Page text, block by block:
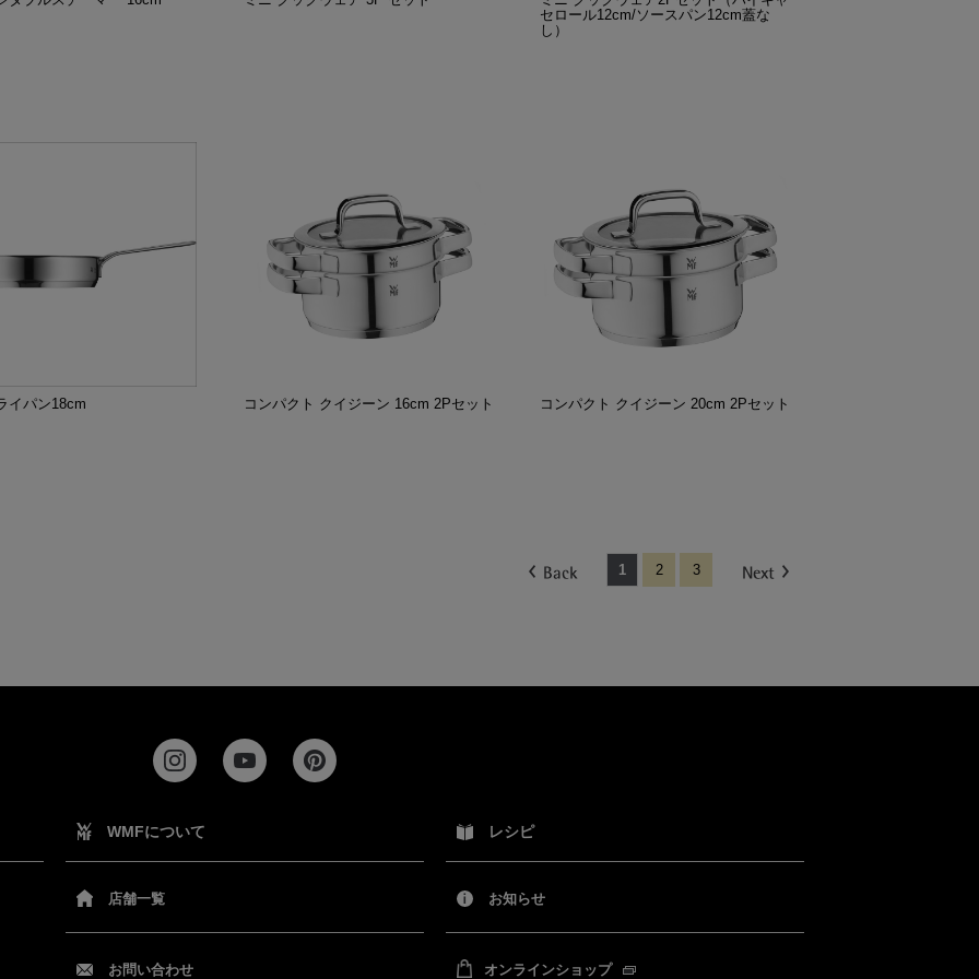
セロール12cm/ソースパン12cm蓋な
し）
イパン18cm コンパクト クイジーン 16cm 2Pセット コンパクト クイジーン 20cm 2Pセット
1 2 3
WMFについて
店舗一覧
お問い合わせ
レシピ
お知らせ
オンラインショップ